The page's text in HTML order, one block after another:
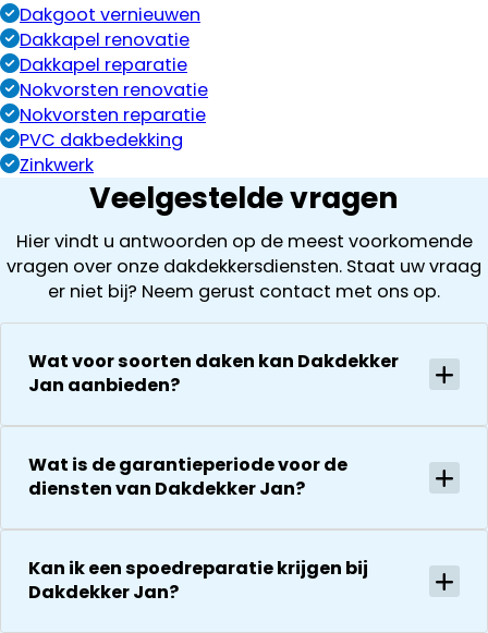
Dakgoot vernieuwen
Dakkapel renovatie
Dakkapel reparatie
Nokvorsten renovatie
Nokvorsten reparatie
PVC dakbedekking
Zinkwerk
Veelgestelde vragen
Hier vindt u antwoorden op de meest voorkomende
vragen over onze dakdekkersdiensten. Staat uw vraag
er niet bij? Neem gerust contact met ons op.
Wat voor soorten daken kan Dakdekker
Jan aanbieden?
Wat is de garantieperiode voor de
diensten van Dakdekker Jan?
Kan ik een spoedreparatie krijgen bij
Dakdekker Jan?